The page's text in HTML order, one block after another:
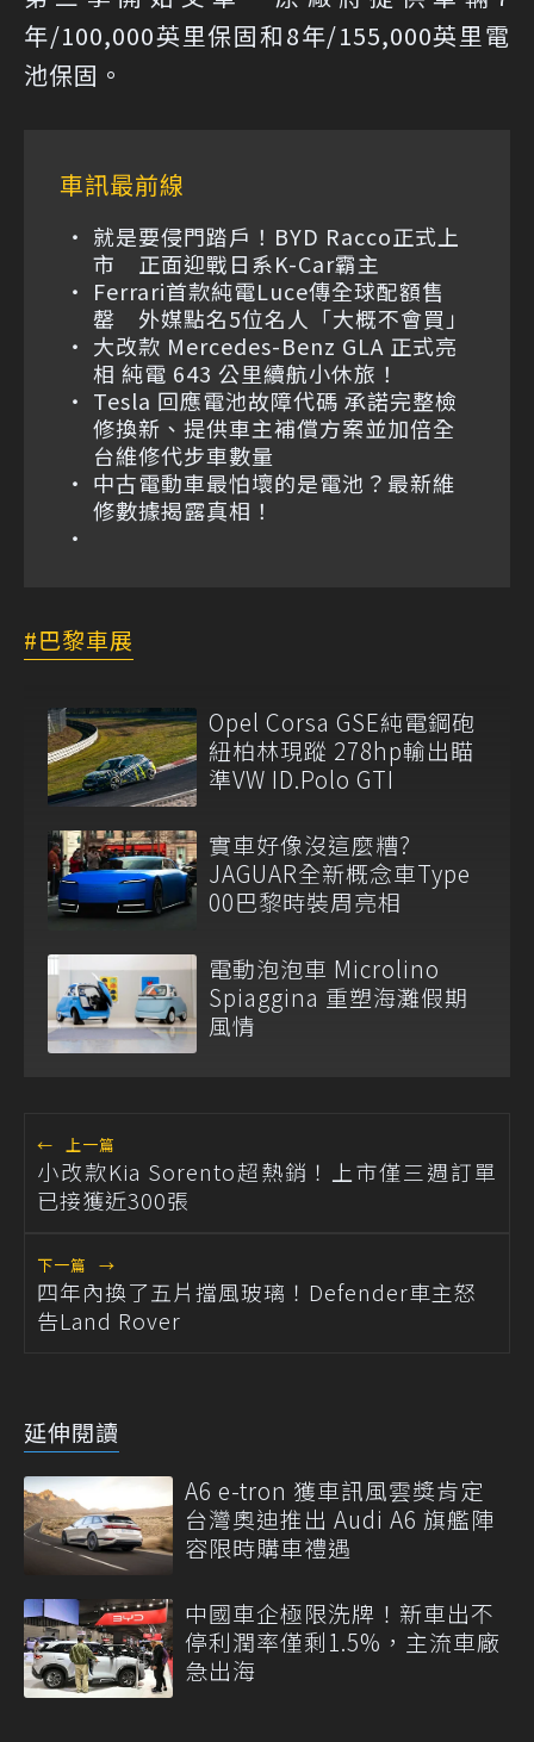
年/100,000英里保固和8年/155,000英里電
池保固。
車訊最前線
就是要侵門踏戶！BYD Racco正式上
市 正面迎戰日系K-Car霸主
Ferrari首款純電Luce傳全球配額售
罄 外媒點名5位名人「大概不會買」
大改款 Mercedes-Benz GLA 正式亮
相 純電 643 公里續航小休旅！
Tesla 回應電池故障代碼 承諾完整檢
修換新、提供車主補償方案並加倍全
台維修代步車數量
中古電動車最怕壞的是電池？最新維
修數據揭露真相！
巴黎車展
Opel Corsa GSE純電鋼砲
紐柏林現蹤 278hp輸出瞄
準VW ID.Polo GTI
實車好像沒這麼糟?
JAGUAR全新概念車Type
00巴黎時裝周亮相
電動泡泡車 Microlino
Spiaggina 重塑海灘假期
風情
← 上一篇
小改款Kia Sorento超熱銷！上市僅三週訂單
已接獲近300張
下一篇 →
四年內換了五片擋風玻璃！Defender車主怒
告Land Rover
延伸閱讀
A6 e-tron 獲車訊風雲獎肯定
台灣奧迪推出 Audi A6 旗艦陣
容限時購車禮遇
中國車企極限洗牌！新車出不
停利潤率僅剩1.5%，主流車廠
急出海